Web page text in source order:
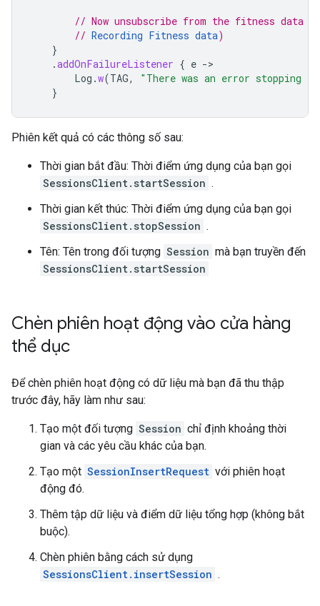
// Now unsubscribe from the fitness data
// Recording Fitness data)
}
.addOnFailureListener { e ->
Log .w(TAG,
"There was an error stopping
}
Phiên kết quả có các thông số sau:
Thời gian bắt đầu: Thời điểm ứng dụng của bạn gọi
SessionsClient.startSession .
Thời gian kết thúc: Thời điểm ứng dụng của bạn gọi
SessionsClient.stopSession .
Tên: Tên trong đối tượng Session mà bạn truyền đến
SessionsClient.startSession
Chèn phiên hoạt động vào cửa hàng
thể dục
Để chèn phiên hoạt động có dữ liệu mà bạn đã thu thập
trước đây, hãy làm như sau:
Tạo một đối tượng Session chỉ định khoảng thời
gian và các yêu cầu khác của bạn.
Tạo một SessionInsertRequest với phiên hoạt
động đó.
Thêm tập dữ liệu và điểm dữ liệu tổng hợp (không bắt
buộc).
Chèn phiên bằng cách sử dụng
SessionsClient.insertSession .